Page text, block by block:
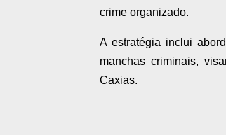
crime organizado.
A estratégia inclui
manchas criminais,
Caxias.